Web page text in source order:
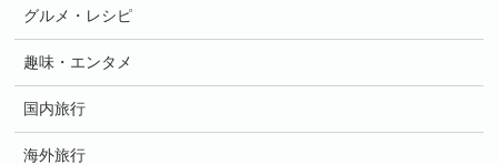
グルメ・レシピ
趣味・エンタメ
国内旅行
海外旅行